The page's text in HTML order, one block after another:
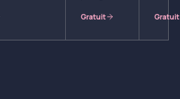
Gratuit Gratuit